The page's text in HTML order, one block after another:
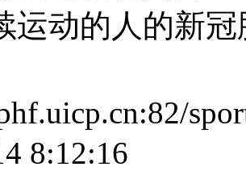
运动的人的新
8:12:16